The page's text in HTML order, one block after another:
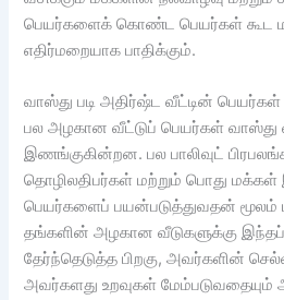
பெயர்களைக் கொண்ட பெயர்கள் கூட
எதிர்மறையாக பாதிக்கும்.
வாஸ்து படி அதிர்ஷ்ட வீட்டின் பெயர்கள்
பல அழகான வீட்டுப் பெயர்கள் வாஸ்து
இணங்குகின்றன. பல பாலிவுட்
தொழிலதிபர்கள் மற்றும் பொது மக்கள்
பெயர்களைப் பயன்படுத்துவதன்
தங்களின் அழகான வீடுகளுக்கு
தேர்ந்தெடுத்த பிறகு, அவர்களின்
அவர்களது உறவுகள்